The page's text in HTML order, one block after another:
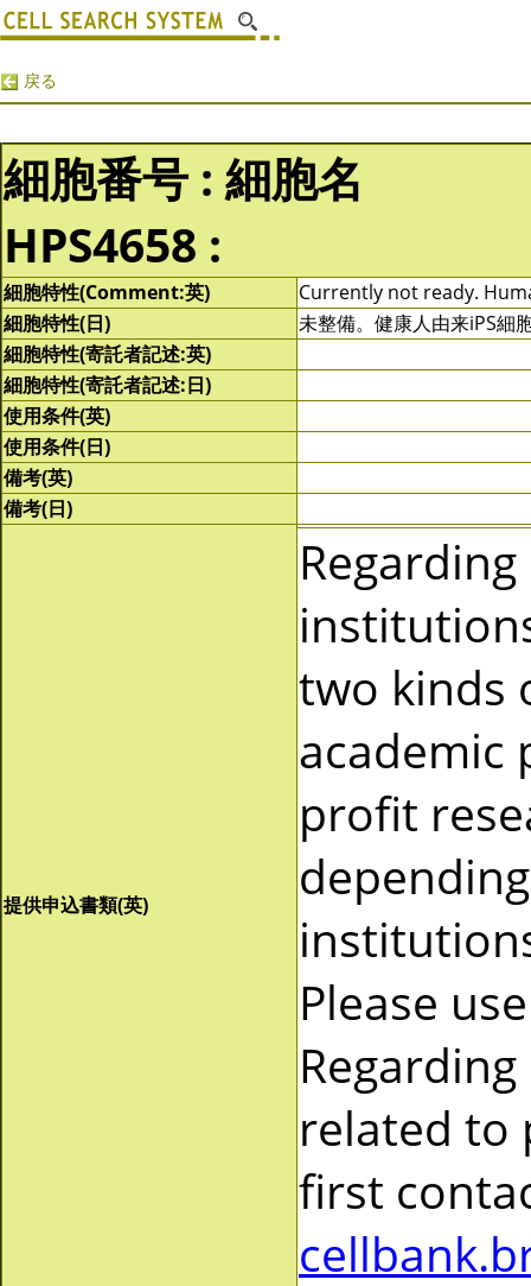
戻る
細胞番号 : 細胞名
HPS4658 :
細胞特性(Comment:英)
Currently not ready.
細胞特性(日)
未整備。健康人由来iPS細
細胞特性(寄託者記述:英)
細胞特性(寄託者記述:日)
使用条件(英)
使用条件(日)
備考(英)
備考(日)
提供申込書類(英)
two kinds
academic
profit
Please
related to
first